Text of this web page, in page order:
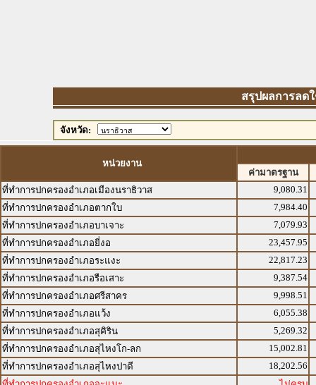
สรุปผลการลดใ
จังหวัด:
หน่วยงาน
ค่ามาตรฐาน
ที่ทำการปกครองอำเภอเมืองนราธิวาส
9,080.31
ที่ทำการปกครองอำเภอตากใบ
7,984.40
ที่ทำการปกครองอำเภอบาเจาะ
7,079.93
ที่ทำการปกครองอำเภอยี่งอ
23,457.95
ที่ทำการปกครองอำเภอระแงะ
22,817.23
ที่ทำการปกครองอำเภอรือเสาะ
9,387.54
ที่ทำการปกครองอำเภอศรีสาคร
9,998.51
ที่ทำการปกครองอำเภอแว้ง
6,055.38
ที่ทำการปกครองอำเภอสุคิริน
5,269.32
ที่ทำการปกครองอำเภอสุไหงโก-ลก
15,002.81
ที่ทำการปกครองอำเภอสุไหงปาดี
18,202.56